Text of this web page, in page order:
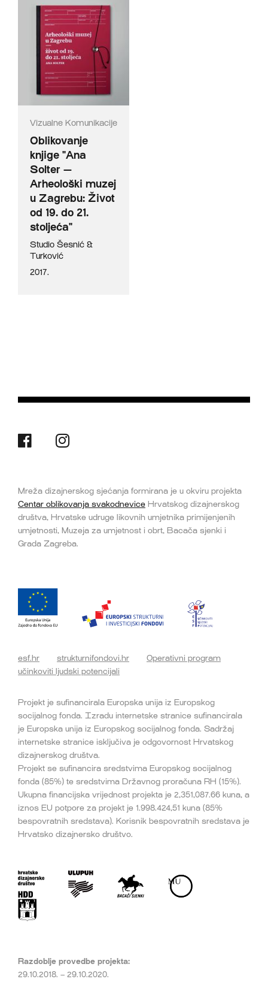
Vizualne Komunikacije
Oblikovanje
knjige "Ana
Solter —
Arheološki muzej
u Zagrebu: Život
od 19. do 21.
stoljeća"
Studio Šesnić &
Turković
2017.
Mreža dizajnerskog sjećanja formirana je u okviru projekta
Centar oblikovanja svakodnevice Hrvatskog dizajnerskog
društva, Hrvatske udruge likovnih umjetnika primijenjenih
umjetnosti, Muzeja za umjetnost i obrt, Bacača sjenki i
Grada Zagreba.
esf.hr strukturnifondovi.hr
Operativni program
učinkoviti ljudski potencijali
Projekt je sufinancirala Europska unija iz Europskog
socijalnog fonda. Izradu internetske stranice sufinancirala
je Europska unija iz Europskog socijalnog fonda. Sadržaj
internetske stranice isključiva je odgovornost Hrvatskog
dizajnerskog društva.
Projekt se sufinancira sredstvima Europskog socijalnog
fonda (85%) te sredstvima Državnog proračuna RH (15%).
Ukupna financijska vrijednost projekta je 2,351,087.66 kuna, a
iznos EU potpore za projekt je 1.998.424,51 kuna (85%
bespovratnih sredstava). Korisnik bespovratnih sredstava je
Hrvatsko dizajnersko društvo.
Razdoblje provedbe projekta:
29.10.2018. – 29.10.2020.